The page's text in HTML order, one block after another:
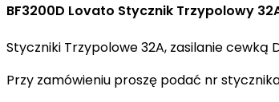
BF3200D Lovato Stycznik Trzypolowy
Styczniki Trzypolowe 32A, zasilanie cewką
Przy zamówieniu proszę podać nr